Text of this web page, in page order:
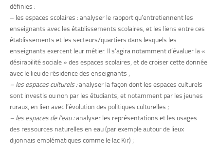
définies :
– les espaces scolaires : analyser le rapport qu’entretiennent les
enseignants avec les établissements scolaires, et les liens entre ces
établissements et les secteurs/quartiers dans lesquels les
enseignants exercent leur métier. Il s’agira notamment d’évaluer la «
désirabilité sociale » des espaces scolaires, et de croiser cette donnée
avec le lieu de résidence des enseignants ;
– les espaces culturels :analyser la façon dont les espaces culturels
sont investis ou non par les étudiants, et notamment par les jeunes
ruraux, en lien avec l’évolution des politiques culturelles ;
– les espaces de l’eau :analyser les représentations et les usages
des ressources naturelles en eau (par exemple autour de lieux
dijonnais emblématiques comme le lac Kir) ;